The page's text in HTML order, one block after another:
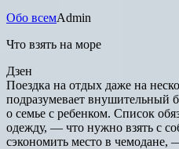
Обо всемAdmin
Что взять на море
Дзен
Поездка на отдых даже на
подразумевает внушительный
о семье с ребенком. Список
одежду, — что нужно взять с
сэкономить место в